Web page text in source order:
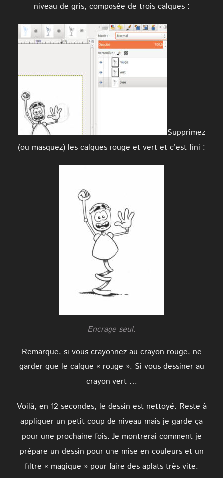
niveau de gris, composée de trois calques :
Supprimez
(ou masquez) les calques rouge et vert et c’est fini :
Encrage seul.
Remarque, si vous crayonnez au crayon rouge, ne
garder que le calque « rouge ». Si vous dessiner au
crayon vert …
Voilà, en 12 secondes, le dessin est nettoyé. Reste à
appliquer un petit coup de niveau mais je garde ça
pour une prochaine fois. Je montrerai comment je
prépare un dessin pour une mise en couleurs et un
filtre « magique » pour faire des aplats très vite.